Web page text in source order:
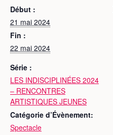
Début :
21 mai 2024
Fin :
22 mai 2024
Série :
LES INDISCIPLINÉES 2024
– RENCONTRES
ARTISTIQUES JEUNES
Catégorie d’Évènement:
Spectacle